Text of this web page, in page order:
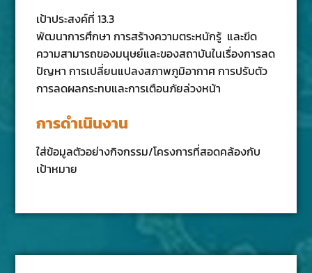
เป้าประสงค์ที่ 13.3
พัฒนาการศึกษา การสร้างความตระหนักรู้ และขีด
ความสามารถของมนุษย์และของสถาบันในเรื่องการลด
ปัญหา การเปลี่ยนแปลงสภาพภูมิอากาศ การปรับตัว
การลดผลกระทบและการเตือนภัยล่วงหน้า
การดำเนินงาน
ใส่ข้อมูลตัวอย่างกิจกรรม/โครงการที่สอดคล้องกับ
เป้าหมาย